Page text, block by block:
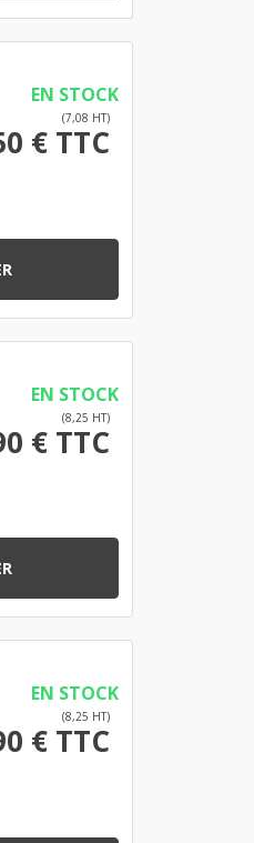
EN STOCK
(7,08 HT)
€ TTC
EN STOCK
(8,25 HT)
€ TTC
EN STOCK
(8,25 HT)
€ TTC